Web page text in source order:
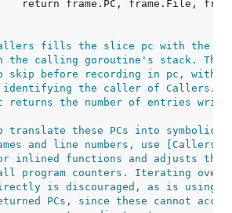
fills the slice pc with the
the calling goroutine's stack. The
before recording in pc, with
the caller of Callers.
the number of entries
translate these PCs into symbolic
and line numbers, use
inlined functions and adjusts the
program counters. Iterating over
is discouraged, as is using
PCs, since these cannot